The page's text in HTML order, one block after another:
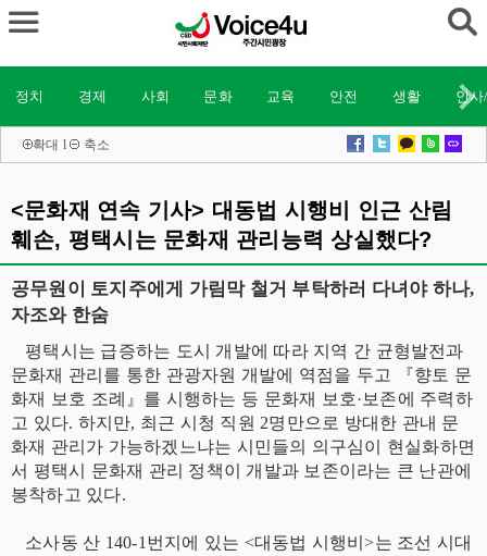
정치 경제 사회 문화 교육 안전 생활 인
확대 l 축소
<문화재 연속 기사> 대동법 시행비 인근 산림
훼손, 평택시는 문화재 관리능력 상실했다?
공무원이 토지주에게 가림막 철거 부탁하러 다녀야 하나,
자조와 한숨
평택시는 급증하는 도시 개발에 따라 지역 간 균형발전과
문화재 관리를 통한 관광자원 개발에 역점을 두고 『향토 문
화재 보호 조례』를 시행하는 등 문화재 보호·보존에 주력하
고 있다. 하지만, 최근 시청 직원 2명만으로 방대한 관내 문
화재 관리가 가능하겠느냐는 시민들의 의구심이 현실화하면
서 평택시 문화재 관리 정책이 개발과 보존이라는 큰 난관에
봉착하고 있다.
소사동 산 140-1번지에 있는 <대동법 시행비>는 조선 시대